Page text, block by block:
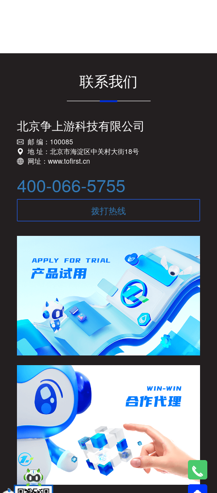
联系我们
北京争上游科技有限公司
邮 编：100085
地 址：北京市海淀区中关村大街18号
网址：www.tofirst.cn
400-066-5755
拨打热线